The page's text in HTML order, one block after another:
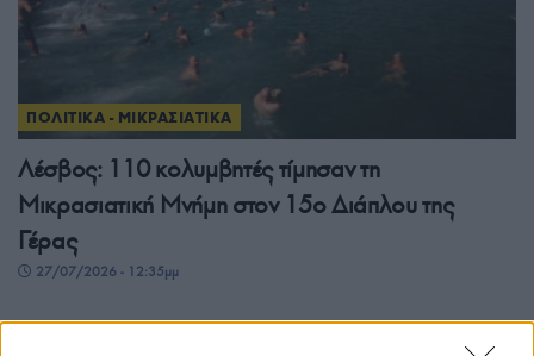
ΠΟΛΙΤΙΚΑ - ΜΙΚΡΑΣΙΑΤΙΚΑ
Λέσβος: 110 κολυμβητές τίμησαν τη
Μικρασιατική Μνήμη στον 15ο Διάπλου της
Γέρας
27/07/2026 - 12:35μμ